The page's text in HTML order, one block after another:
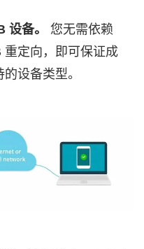
设备。
您无需依赖
重定向，即可保证成
设备类型。